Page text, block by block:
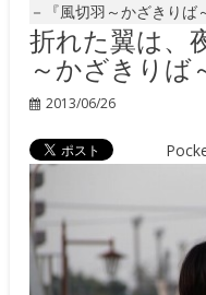
－『風切羽～かざきりば
折れた翼は、
～かざきりば
2013/06/26